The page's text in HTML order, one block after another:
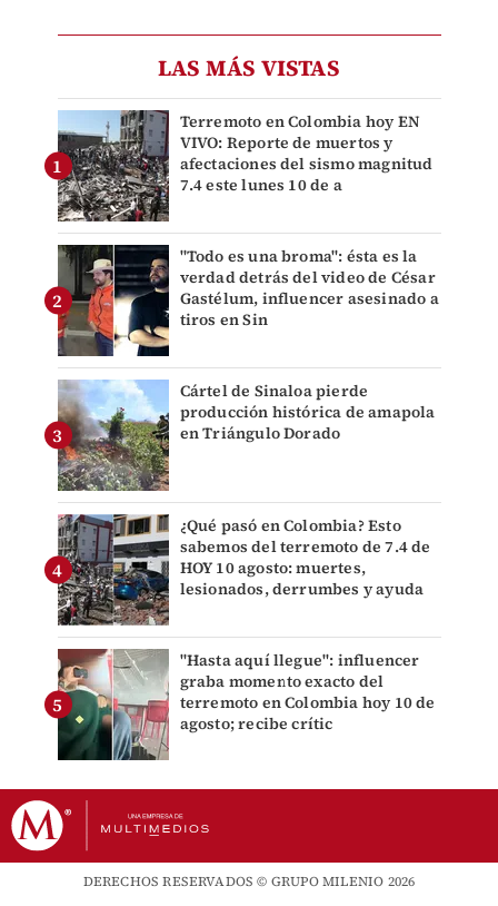
LAS MÁS VISTAS
Terremoto en Colombia hoy EN
VIVO: Reporte de muertos y
afectaciones del sismo magnitud
7.4 este lunes 10 de a
"Todo es una broma": ésta es la
verdad detrás del video de César
Gastélum, influencer asesinado a
tiros en Sin
Cártel de Sinaloa pierde
producción histórica de amapola
en Triángulo Dorado
¿Qué pasó en Colombia? Esto
sabemos del terremoto de 7.4 de
HOY 10 agosto: muertes,
lesionados, derrumbes y ayuda
"Hasta aquí llegue": influencer
graba momento exacto del
terremoto en Colombia hoy 10 de
agosto; recibe crític
DERECHOS RESERVADOS © GRUPO MILENIO 2026